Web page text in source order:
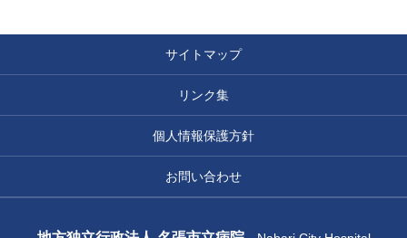
サイトマップ
リンク集
個人情報保護方針
お問い合わせ